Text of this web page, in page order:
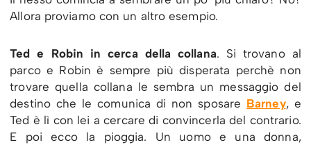
Allora proviamo con un altro esempio.
Ted e Robin in cerca della collana. Si trovano al
parco e Robin è sempre più disperata perchè non
trovare quella collana le sembra un messaggio del
destino che le comunica di non sposare Barney, e
Ted è lì con lei a cercare di convincerla del contrario.
E poi ecco la pioggia. Un uomo e una donna,